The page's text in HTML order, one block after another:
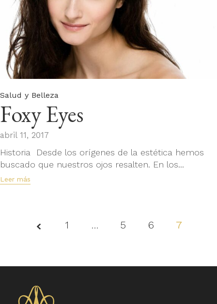
Category
Salud y Belleza
Foxy Eyes
abril 11, 2017
Historia Desde los orígenes de la estética hemos
buscado que nuestros ojos resalten. En los...
Leer más
Page
7
1 … 5 6 7